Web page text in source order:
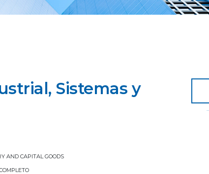
Sistemas y
AND CAPITAL GOODS